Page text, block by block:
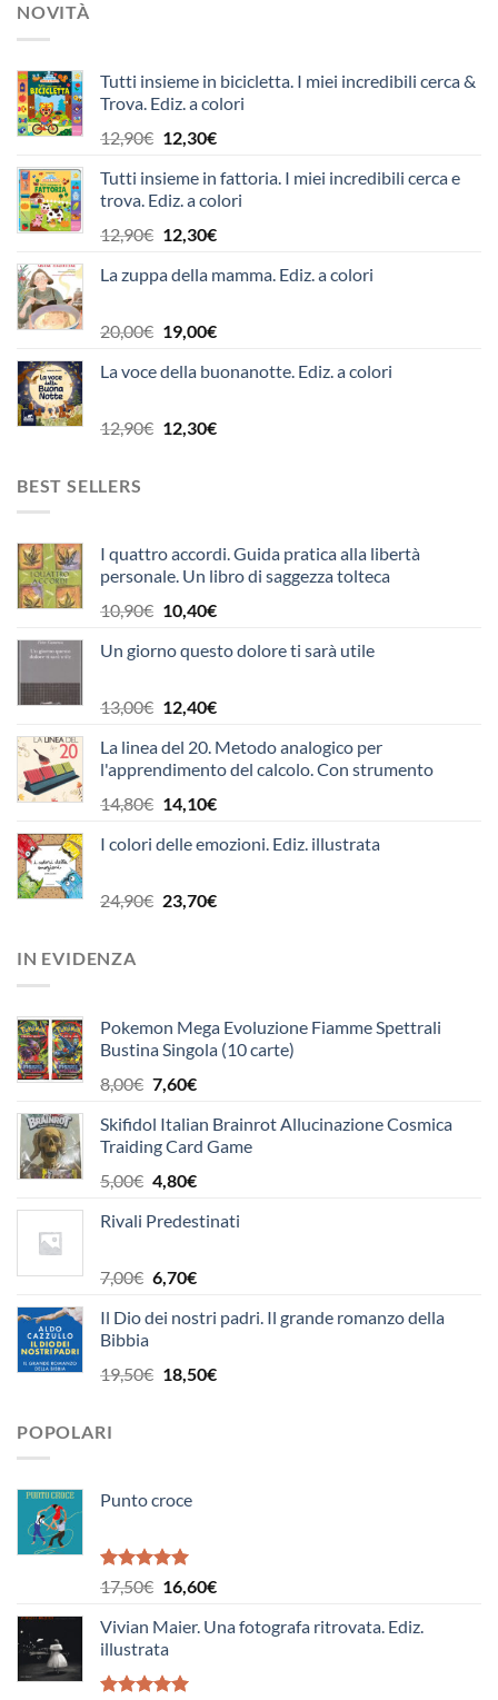
NOVITÀ
Tutti insieme in bicicletta. I miei incredibili cerca &
Trova. Ediz. a colori
12,90€ Il
originale
era:
12,90€.
12,30€Il
attuale
è:
12,30€.
Tutti insieme in fattoria. I miei incredibili cerca e
trova. Ediz. a colori
12,90€ Il
originale
12,90€.
12,30€Il
attuale
12,30€.
La zuppa della mamma. Ediz. a colori
20,00€ Il
originale
20,00€.
19,00€Il
attuale
19,00€.
La voce della buonanotte. Ediz. a colori
12,90€ Il
12,30€Il
BEST SELLERS
I quattro accordi. Guida pratica alla libertà
personale. Un libro di saggezza tolteca
10,90€ Il
originale
10,90€.
10,40€Il
attuale
10,40€.
Un giorno questo dolore ti sarà utile
13,00€ Il
originale
era:
13,00€.
12,40€Il
attuale
è:
12,40€.
La linea del 20. Metodo analogico per
l'apprendimento del calcolo. Con strumento
14,80€ Il
originale
14,80€.
14,10€Il
attuale
14,10€.
I colori delle emozioni. Ediz. illustrata
24,90€ Il
23,70€Il
IN EVIDENZA
Pokemon Mega Evoluzione Fiamme Spettrali
Bustina Singola (10 carte)
8,00€ Il
originale
era:
8,00€.
7,60€Il
attuale
è:
7,60€.
Skifidol Italian Brainrot Allucinazione Cosmica
Traiding Card Game
5,00€ Il
originale
5,00€.
4,80€Il
attuale
4,80€.
Rivali Predestinati
7,00€ Il
originale
7,00€.
6,70€Il
attuale
6,70€.
Il Dio dei nostri padri. Il grande romanzo della
Bibbia
19,50€ Il
18,50€Il
POPOLARI
Punto croce
Valutato
5.00
17,50€ Il
originale
era:
17,50€.
16,60€Il
attuale
Vivian Maier. Una fotografa ritrovata. Ediz.
illustrata